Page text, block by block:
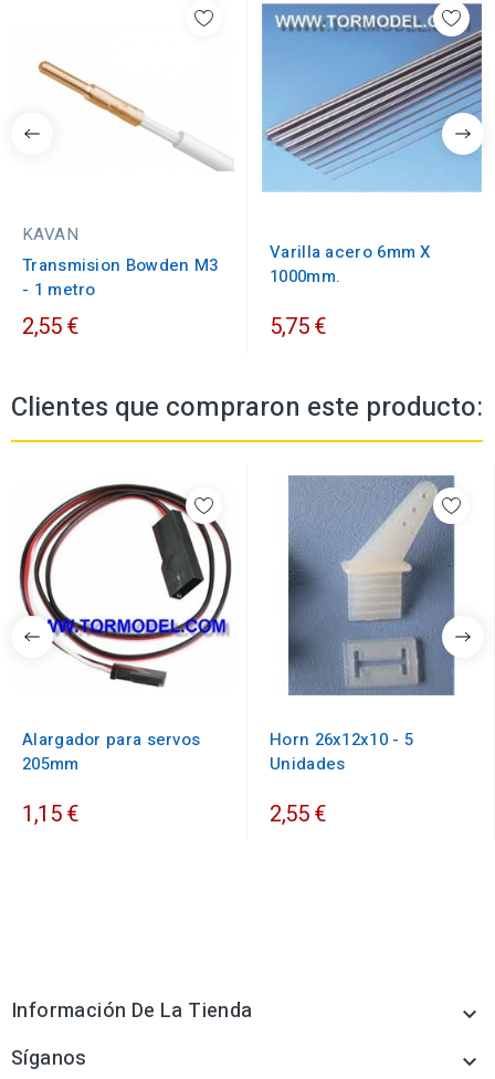
KAVAN
Transmision Bowden M3
- 1 metro
2,55 €
Varilla acero 6mm X
1000mm.
5,75 €
Clientes que compraron este producto:
Alargador para servos
205mm
1,15 €
Horn 26x12x10 - 5
Unidades
2,55 €
Información De La Tienda 
Síganos 